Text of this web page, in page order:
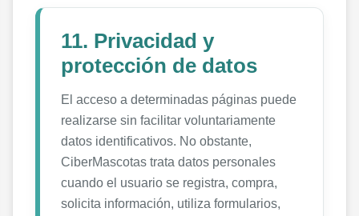
11. Privacidad y
protección de datos
El acceso a determinadas páginas puede
realizarse sin facilitar voluntariamente
datos identificativos. No obstante,
CiberMascotas trata datos personales
cuando el usuario se registra, compra,
solicita información, utiliza formularios,